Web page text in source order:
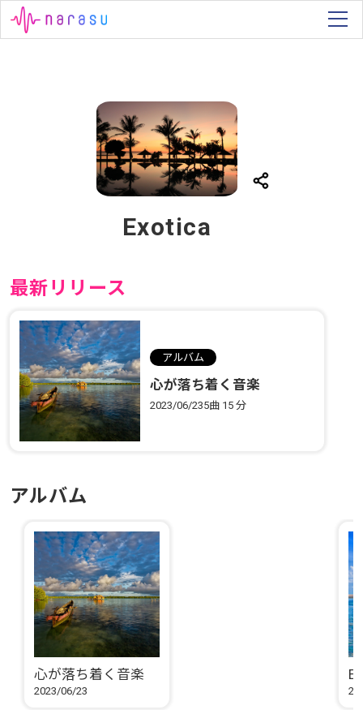
Exotica
最新リリース
アルバム
心が落ち着く音楽
2023/06/235曲 15 分
アルバム
心が落ち着く音楽
2023/06/23